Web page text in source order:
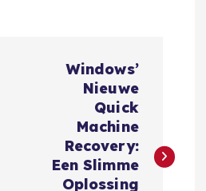
Windows’
Nieuwe
Quick
Machine
Recovery:
Een Slimme
Oplossing